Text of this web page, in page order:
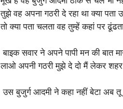
तुझे वह अपना गठरी दे रहा था क्या
तो क्या पता चलता वह तुम्हें कहां पर
बाइक सवार ने अपने पापी मन की बात
लाओ अपनी गठरी मुझे दे दो मैं लेकर
उस बुजुर्ग आदमी ने कहा नहीं बेटा अब